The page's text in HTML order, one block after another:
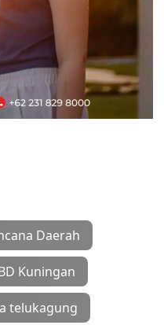
Daerah
Kuningan
telukagung